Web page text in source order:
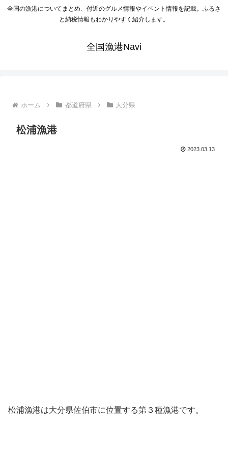
全国の漁港についてまとめ、付近のグルメ情報やイベント情報を記載。ふるさ
と納税情報もわかりやすく紹介します。
全国漁港Navi
ホーム 都道府県 大分県
松浦漁港
2023.03.13
松浦漁港は大分県佐伯市に位置する第３種漁港です。